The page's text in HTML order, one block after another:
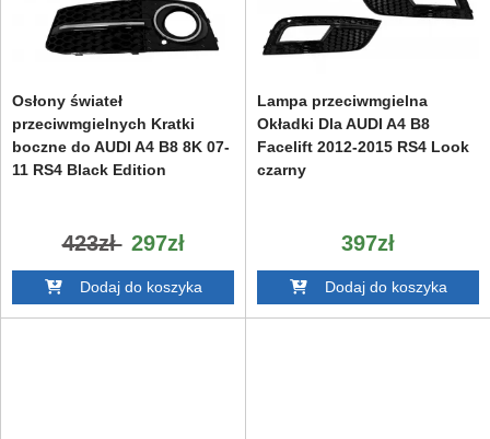
Osłony świateł
przeciwmgielnych Kratki
boczne do AUDI A4 B8 8K 07-
11 RS4 Black Edition
423zł 297zł
Dodaj do koszyka
Lampa przeciwmgielna
Okładki Dla AUDI A4 B8
Facelift 2012-2015 RS4 Look
czarny
397zł
Dodaj do koszyka